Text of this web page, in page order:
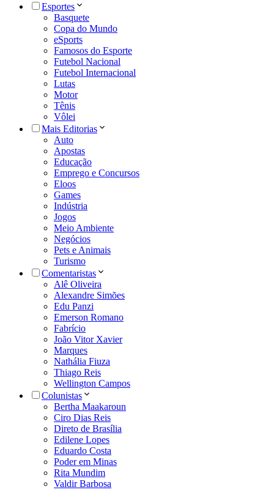
Esportes
Basquete
Copa do Mundo
eSports
Famosos do Esporte
Futebol Nacional
Futebol Internacional
Lutas
Motor
Tênis
Vôlei
Mais Editorias
Auto
Apostas
Educação
Emprego e Concursos
Eloos
Games
Indústria
Jogos
Meio Ambiente
Negócios
Pets e Animais
Turismo
Comentaristas
Alê Oliveira
Alexandre Simões
Edu Panzi
Emerson Romano
Fabrício
João Vitor Xavier
Marques
Nathália Fiuza
Thiago Reis
Wellington Campos
Colunistas
Bertha Maakaroun
Ciro Dias Reis
Direto de Brasília
Edilene Lopes
Eduardo Costa
Poder em Minas
Rita Mundim
Valdir Barbosa